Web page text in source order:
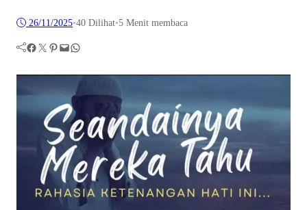
26/11/2025•40 Dilihat•5 Menit membaca
Facebook Twitter Pinterest Mail WhatsApp